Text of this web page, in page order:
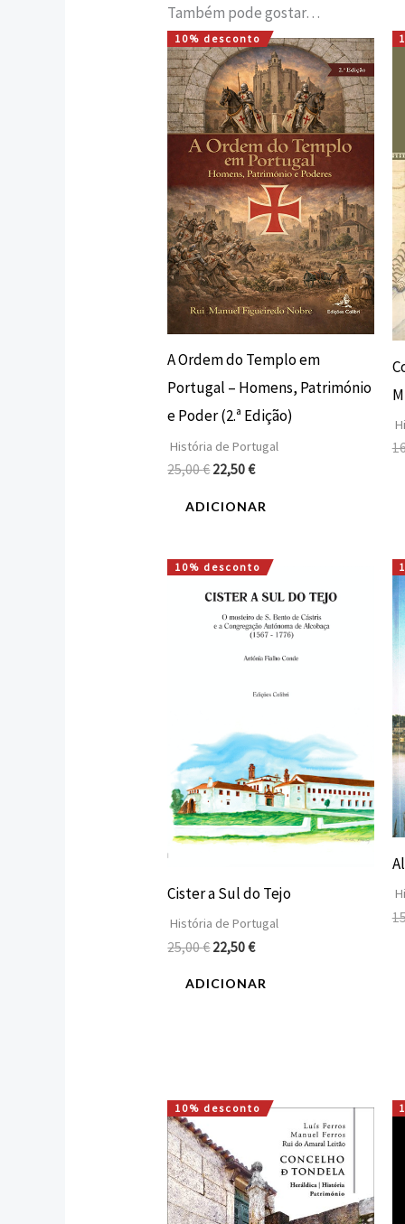
Também pode gostar…
10% desconto
A Ordem do Templo em
Portugal – Homens, Património
e Poder (2.ª Edição)
História de Portugal
25,00€
O
preço
original
era:
25,00 €.
22,50€
O
preço
atual
é:
22,50 €.
ADICIONAR
10% desconto
Cister a Sul do Tejo
História de Portugal
25,00€
O
preço
era:
25,00 €.
22,50€
O
preço
é:
22,50 €.
ADICIONAR
10% desconto
O
original
era:
27,56 €.
O
atual
é:
24,80 €.